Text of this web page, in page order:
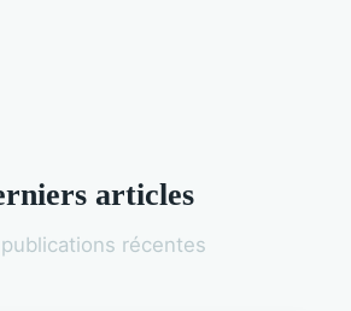
articles
récentes